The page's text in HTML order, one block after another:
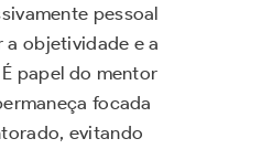
pessoal
objetividade e a
papel do mentor
focada
evitando